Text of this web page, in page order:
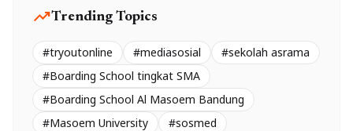
trending_upTrending Topics
#tryoutonline #mediasosial
#sekolah asrama
#Boarding School tingkat SMA
#Boarding School Al Masoem Bandung
#Masoem University
#sosmed